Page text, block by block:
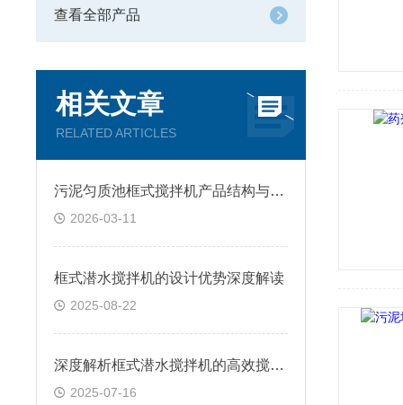
查看全部产品
相关文章
RELATED ARTICLES
污泥匀质池框式搅拌机产品结构与特点
2026-03-11
框式潜水搅拌机的设计优势深度解读
2025-08-22
深度解析框式潜水搅拌机的高效搅拌原理
2025-07-16